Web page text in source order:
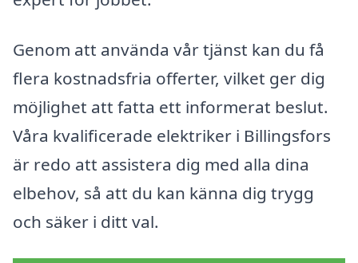
Genom att använda vår tjänst kan du få
flera kostnadsfria offerter, vilket ger dig
möjlighet att fatta ett informerat beslut.
Våra kvalificerade elektriker i Billingsfors
är redo att assistera dig med alla dina
elbehov, så att du kan känna dig trygg
och säker i ditt val.